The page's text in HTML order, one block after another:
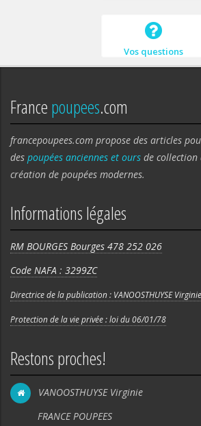
Vos questions
Francepoupees.com
francepoupees.com propose des articles
des poupées anciennes et ours de
création de poupées modernes.
Informations légales
RM BOURGES Bourges 478 252 026
Code NAFA : 3299ZC
Directrice de la publication : VANOOSTHUYSE Virginie
Protection de la vie privée : loi du 06/01/78
Restons proches!
VANOOSTHUYSE Virginie
FRANCE POUPEES